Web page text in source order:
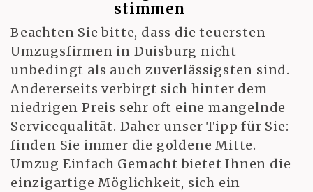
stimmen
Beachten Sie bitte, dass die teuersten
Umzugsfirmen in Duisburg nicht
unbedingt als auch zuverlässigsten sind.
Andererseits verbirgt sich hinter dem
niedrigen Preis sehr oft eine mangelnde
Servicequalität. Daher unser Tipp für Sie:
finden Sie immer die goldene Mitte.
Umzug Einfach Gemacht bietet Ihnen die
einzigartige Möglichkeit, sich ein